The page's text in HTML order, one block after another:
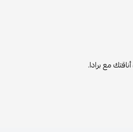
مع برادا.